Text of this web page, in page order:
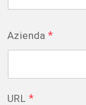
Azienda *
URL *